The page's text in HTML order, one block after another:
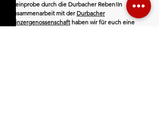
Weinprobe durch die Durbacher Reben!In
Zusammenarbeit mit der Durbacher
Winzergenossenschafthaben wir für euch eine